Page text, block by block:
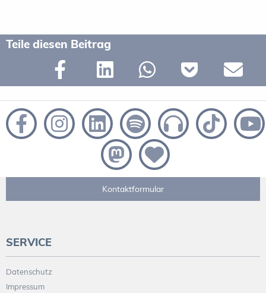
Teile diesen Beitrag
Kontaktformular
SERVICE
Datenschutz
Impressum